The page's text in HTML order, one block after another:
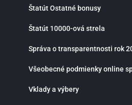
Štatút Ostatné bonusy
Štatút 10000-ová strela
Správa o transparentnosti rok
Všeobecné podmienky online
Vklady a výbery